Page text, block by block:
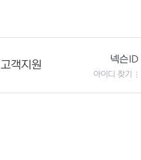
고객지원
문의하기
넥슨
아이디 찾기